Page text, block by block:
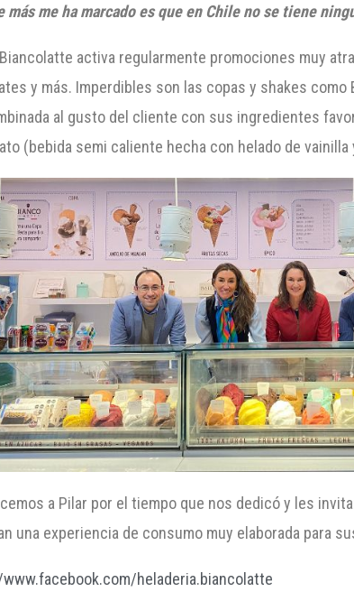
más me ha marcado es que en Chile no se tiene
activa regularmente promociones muy
y más. Imperdibles son las copas y shakes
al gusto del cliente con sus ingredientes
(bebida semi caliente hecha con helado de
a Pilar por el tiempo que nos dedicó y les
una experiencia de consumo muy elaborada para
heladeria.biancolatte